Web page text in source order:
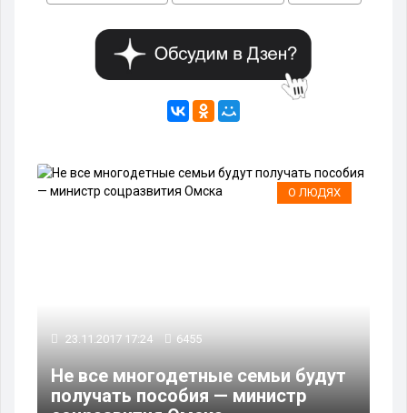
О ЛЮДЯХ
23.11.2017 17:24 6455
Не все многодетные семьи будут
получать пособия — министр